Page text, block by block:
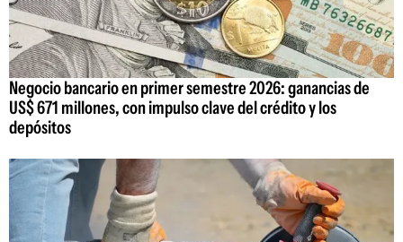
Negocio bancario en primer semestre 2026: ganancias de
US$ 671 millones, con impulso clave del crédito y los
depósitos